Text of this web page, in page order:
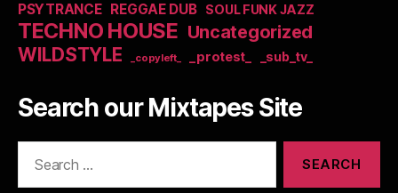
PSYTRANCE REGGAE DUB SOUL FUNK JAZZ
TECHNO HOUSE Uncategorized
WILDSTYLE _copyleft_ _protest_ _sub_tv_
Search our Mixtapes Site